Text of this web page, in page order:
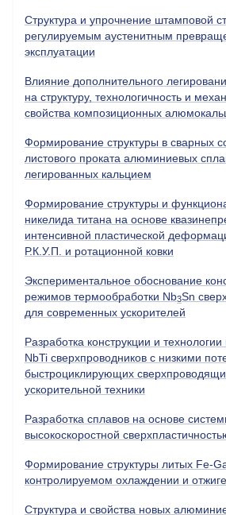
Cтруктура и упрочнение штамповой
регулируемым аустенитным
эксплуатации
Влияние дополнительного
на структуру, технологичность и
свойства композиционных
Формирование структуры в сварных
листового проката алюминиевых
легированных кальцием
Формирование структуры и
никелида титана на основе
интенсивной пластической
Р.К.У.П. и ротационной ковки
Экспериментальное обоснование
режимов термообработки Nb3Sn
для современных ускорителей
Разработка конструкции и технологии
NbTi сверхпроводников с низкими
быстроциклирующих
ускорительной техники
Разработка сплавов на основе
высокоскоростной
Формирование структуры литых Fe-
контролируемом охлаждении и отжиге
Структура и свойства новых